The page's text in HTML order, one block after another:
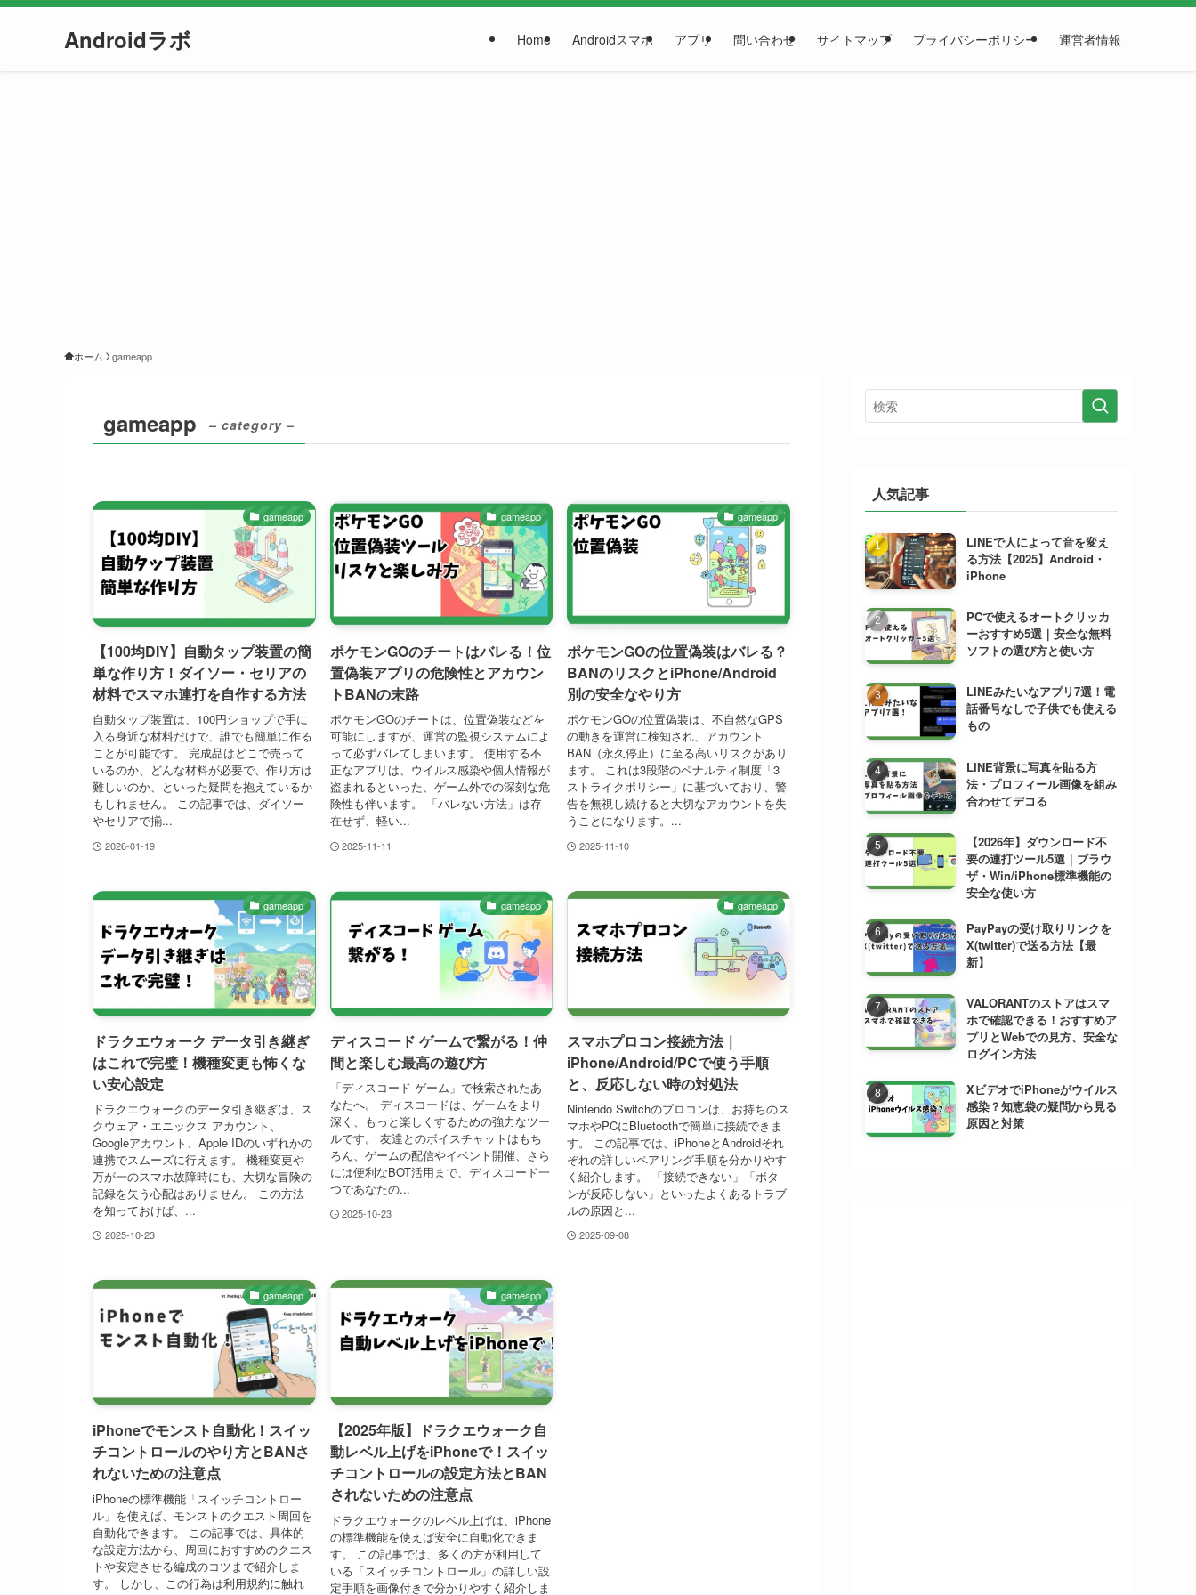
Androidラボ Home Androidスマホ アプリ 問い合わせ サイトマップ プライバシーポリシー 運営者情報
ホーム gameapp
gameapp – category –
gameapp
【100均DIY】自動タップ装置の簡
単な作り方！ダイソー・セリアの
材料でスマホ連打を自作する方法
自動タップ装置は、100円ショップで手に
入る身近な材料だけで、誰でも簡単に作る
ことが可能です。 完成品はどこで売って
いるのか、どんな材料が必要で、作り方は
難しいのか、といった疑問を抱えているか
もしれません。 この記事では、ダイソー
やセリアで揃...
2026-01-19
gameapp
ポケモンGOのチートはバレる！位
置偽装アプリの危険性とアカウン
トBANの末路
ポケモンGOのチートは、位置偽装などを
可能にしますが、運営の監視システムによ
って必ずバレてしまいます。 使用する不
正なアプリは、ウイルス感染や個人情報が
盗まれるといった、ゲーム外での深刻な危
険性も伴います。 「バレない方法」は存
在せず、軽い...
2025-11-11
gameapp
ポケモンGOの位置偽装はバレる？
BANのリスクとiPhone/Android
別の安全なやり方
ポケモンGOの位置偽装は、不自然なGPS
の動きを運営に検知され、アカウント
BAN（永久停止）に至る高いリスクがあり
ます。 これは3段階のペナルティ制度「3
ストライクポリシー」に基づいており、警
告を無視し続けると大切なアカウントを失
うことになります。...
2025-11-10
gameapp
ドラクエウォーク データ引き継ぎ
はこれで完璧！機種変更も怖くな
い安心設定
ドラクエウォークのデータ引き継ぎは、ス
クウェア・エニックス アカウント、
Googleアカウント、Apple IDのいずれかの
連携でスムーズに行えます。 機種変更や
万が一のスマホ故障時にも、大切な冒険の
記録を失う心配はありません。 この方法
を知っておけば、...
2025-10-23
gameapp
ディスコード ゲームで繋がる！仲
間と楽しむ最高の遊び方
「ディスコード ゲーム」で検索されたあ
なたへ。 ディスコードは、ゲームをより
深く、もっと楽しくするための強力なツー
ルです。 友達とのボイスチャットはもち
ろん、ゲームの配信やイベント開催、さら
には便利なBOT活用まで、ディスコード一
つであなたの...
2025-10-23
gameapp
スマホプロコン接続方法｜
iPhone/Android/PCで使う手順
と、反応しない時の対処法
Nintendo Switchのプロコンは、お持ちのス
マホやPCにBluetoothで簡単に接続できま
す。 この記事では、iPhoneとAndroidそれ
ぞれの詳しいペアリング手順を分かりやす
く紹介します。 「接続できない」「ボタ
ンが反応しない」といったよくあるトラブ
ルの原因と...
2025-09-08
gameapp
iPhoneでモンスト自動化！スイッ
チコントロールのやり方とBANさ
れないための注意点
iPhoneの標準機能「スイッチコントロー
ル」を使えば、モンストのクエスト周回を
自動化できます。 この記事では、具体的
な設定方法から、周回におすすめのクエス
トや安定させる編成のコツまで紹介しま
す。 しかし、この行為は利用規約に触れ
gameapp
【2025年版】ドラクエウォーク自
動レベル上げをiPhoneで！スイッ
チコントロールの設定方法とBAN
されないための注意点
ドラクエウォークのレベル上げは、iPhone
の標準機能を使えば安全に自動化できま
す。 この記事では、多くの方が利用して
いる「スイッチコントロール」の詳しい設
定手順を画像付きで分かりやすく紹介しま
人気記事
LINEで人によって音を変え
る方法【2025】Android・
iPhone
PCで使えるオートクリッカ
ーおすすめ5選｜安全な無料
ソフトの選び方と使い方
LINEみたいなアプリ7選！電
話番号なしで子供でも使える
もの
LINE背景に写真を貼る方
法・プロフィール画像を組み
合わせてデコる
【2026年】ダウンロード不
要の連打ツール5選｜ブラウ
ザ・Win/iPhone標準機能の
安全な使い方
PayPayの受け取りリンクを
X(twitter)で送る方法【最
新】
VALORANTのストアはスマ
ホで確認できる！おすすめア
プリとWebでの見方、安全な
ログイン方法
XビデオでiPhoneがウイルス
感染？知恵袋の疑問から見る
原因と対策